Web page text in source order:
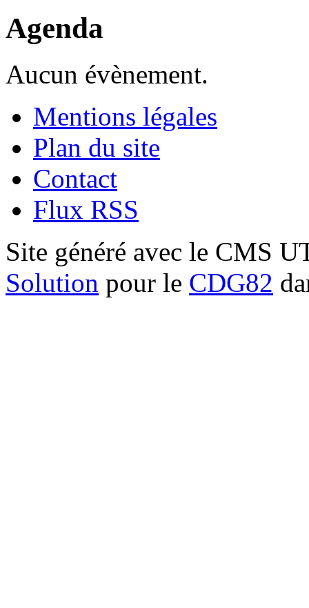
Agenda
Aucun évènement.
Mentions légales
Plan du site
Contact
Flux RSS
Site généré avec le CMS
Solution pour le CDG82